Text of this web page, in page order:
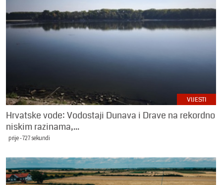
VIJESTI
Hrvatske vode: Vodostaji Dunava i Drave na rekordno
niskim razinama,...
prije -727 sekundi